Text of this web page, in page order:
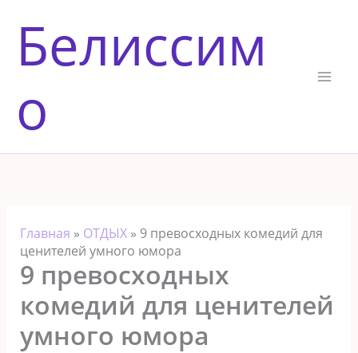
содержимому
Белиссим
о
Главная » ОТДЫХ» 9 превосходных комедий для
ценителей умного юмора
9 превосходных
комедий для ценителей
умного юмора